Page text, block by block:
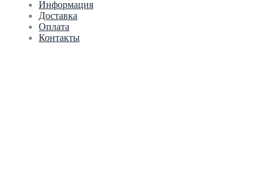
Информация
Доставка
Оплата
Контакты